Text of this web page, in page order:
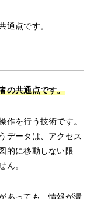
通点です。
の共通点です。
作を行う技術です。
データは、アクセス
的に移動しない限
ん。
あっても、情報が漏